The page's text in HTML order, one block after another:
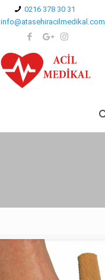
0216 378 30 31
info@atasehiracilmedikal.com